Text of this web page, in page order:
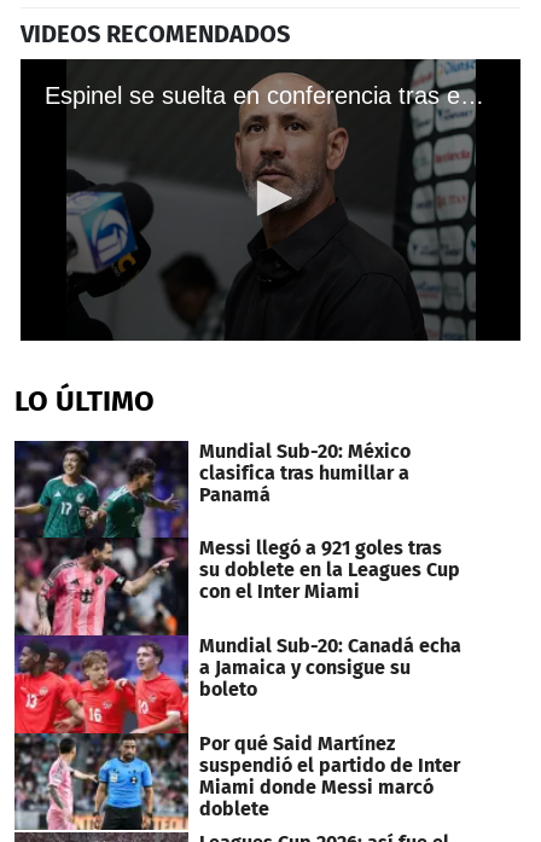
VIDEOS RECOMENDADOS
Espinel se suelta en conferencia tras empatar en la final contra Marathón: "Este formato se hizo para perjudicar al Olimpia"
of
9
9
seconds
LO ÚLTIMO
Mundial Sub-20: México
clasifica tras humillar a
Panamá
Messi llegó a 921 goles tras
su doblete en la Leagues Cup
con el Inter Miami
Mundial Sub-20: Canadá echa
a Jamaica y consigue su
boleto
Por qué Said Martínez
suspendió el partido de Inter
Miami donde Messi marcó
doblete